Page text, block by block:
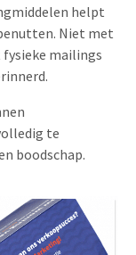
helpt
Niet met
mailings
te
boodschap.